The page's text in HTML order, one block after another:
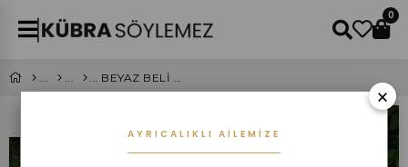
0
BEYAZ BELİ LASTİKLİ AKSESUAR DETAYLI DENIM ŞORT
×
AYRICALIKLI AILEMIZE